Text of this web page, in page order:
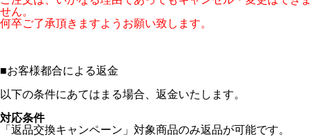
せん。
何卒ご了承頂きますようお願い致します。
■お客様都合による返金
以下の条件にあてはまる場合、返金いたします。
対応条件
「返品交換キャンペーン」対象商品のみ返品が可能です。